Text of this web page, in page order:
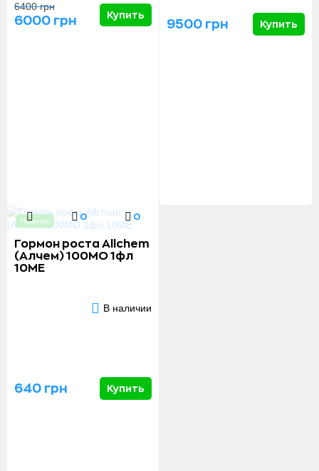
6400 грн
6000 грн Купить
9500 грн Купить
Новинка 0 0
Гормон роста Allchem
(Алчем) 100МО 1фл
10МЕ
В наличии
640 грн Купить